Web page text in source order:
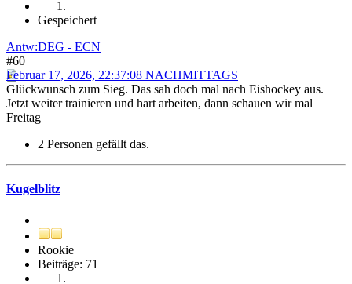
Gespeichert
Antw:DEG - ECN
#60
Februar 17, 2026, 22:37:08 NACHMITTAGS
Glückwunsch zum Sieg. Das sah doch mal nach Eishockey aus.
Jetzt weiter trainieren und hart arbeiten, dann schauen wir mal
Freitag
2 Personen gefällt das.
Kugelblitz
Rookie
Beiträge: 71